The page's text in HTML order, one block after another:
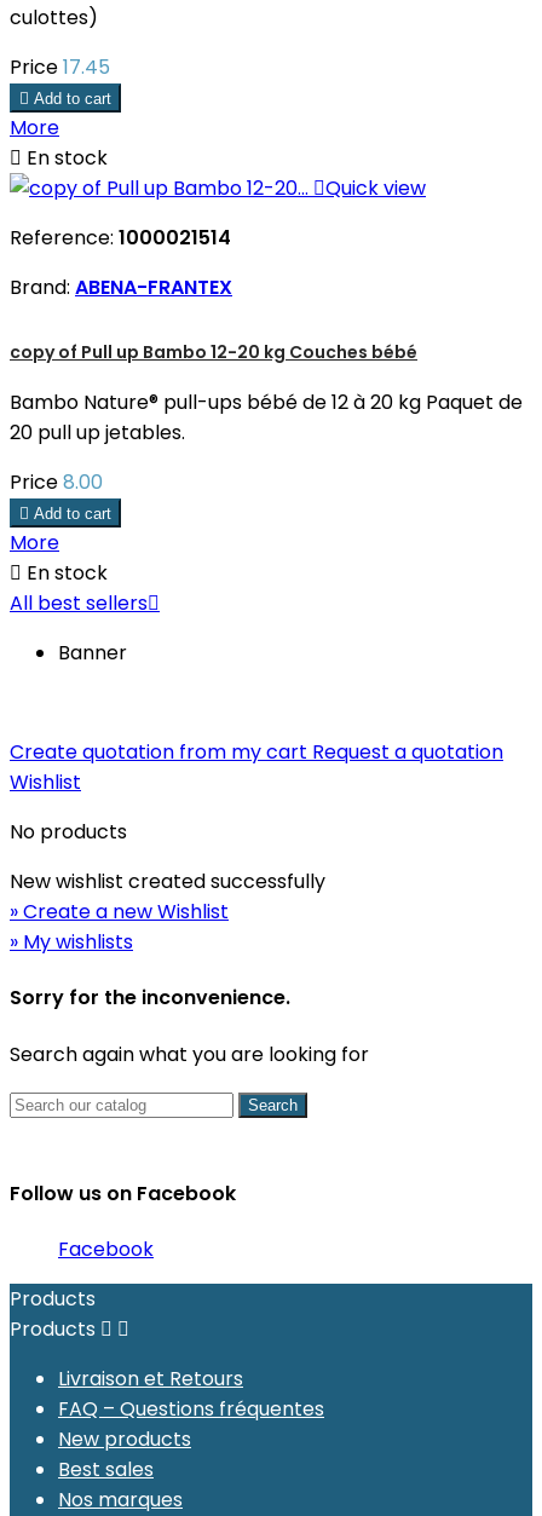
culottes)
Price17.45
 Add to cart
More
 En stock
Quick view
Reference: 1000021514
Brand: ABENA-FRANTEX
copy of Pull up Bambo 12-20 kg Couches bébé
Bambo Nature® pull-ups bébé de 12 à 20 kg Paquet de
20 pull up jetables.
Price8.00
 Add to cart
More
 En stock
All best sellers
Banner
Create quotation from my cart Request a quotation
Wishlist
No products
New wishlist created successfully
» Create a new Wishlist
» My wishlists
Sorry for the inconvenience.
Search again what you are looking for
Search
Follow us on Facebook
Facebook
Products
Products  
Livraison et Retours
FAQ – Questions fréquentes
New products
Best sales
Nos marques